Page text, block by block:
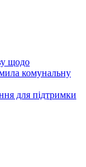
щодо
комунальну
для підтримки